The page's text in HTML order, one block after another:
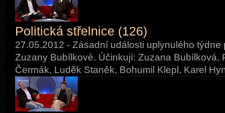
Politická střelnice (126)
27.05.2012 - Zásadní události uplynulého týdne
Zuzany Bubílkové. Účinkují: Zuzana Bubílková,
Čermák, Luděk Staněk, Bohumil Klepl, Karel